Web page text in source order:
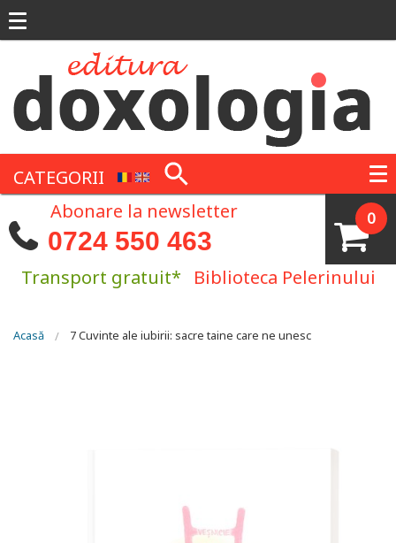
CATEGORII
0
Abonare la newsletter
0724 550 463
Transport gratuit* Biblioteca Pelerinului
Eşti aici
Acasă 7 Cuvinte ale iubirii: sacre taine care ne unesc